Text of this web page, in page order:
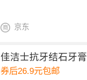
京东
佳洁士抗牙结石牙膏
券后26.9元包邮